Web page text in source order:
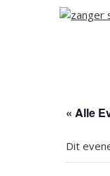
« Alle
Dit